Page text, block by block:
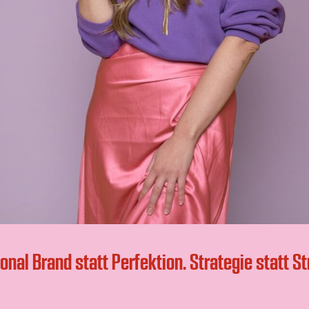
Brand statt Perfektion. Strategie statt